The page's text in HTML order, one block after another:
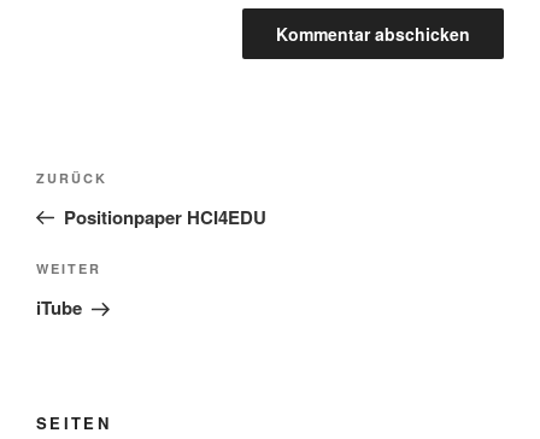
Beitragsnavigation
Vorheriger
Beitrag
ZURÜCK
Positionpaper HCI4EDU
Nächster
Beitrag
WEITER
iTube
SEITEN